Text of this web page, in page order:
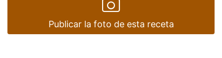
Publicar la foto de esta receta